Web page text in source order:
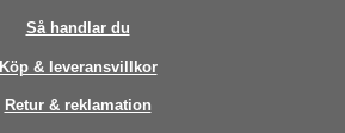
Så handlar du
Köp & leveransvillkor
Retur & reklamation